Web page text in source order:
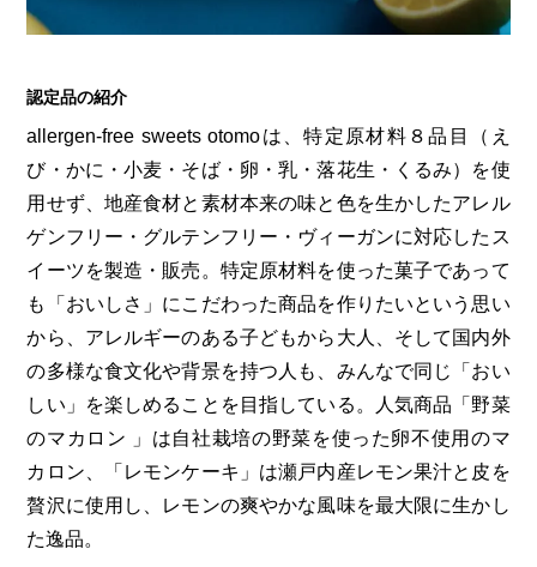
認定品の紹介
allergen-free sweets otomoは、特定原材料８品目（え
び・かに・小麦・そば・卵・乳・落花生・くるみ）を使
用せず、地産食材と素材本来の味と色を生かしたアレル
ゲンフリー・グルテンフリー・ヴィーガンに対応したス
イーツを製造・販売。特定原材料を使った菓子であって
も「おいしさ」にこだわった商品を作りたいという思い
から、アレルギーのある子どもから大人、そして国内外
の多様な食文化や背景を持つ人も、みんなで同じ「おい
しい」を楽しめることを目指している。人気商品「野菜
のマカロン 」は自社栽培の野菜を使った卵不使用のマ
カロン、「レモンケーキ」は瀬戸内産レモン果汁と皮を
贅沢に使用し、レモンの爽やかな風味を最大限に生かし
た逸品。